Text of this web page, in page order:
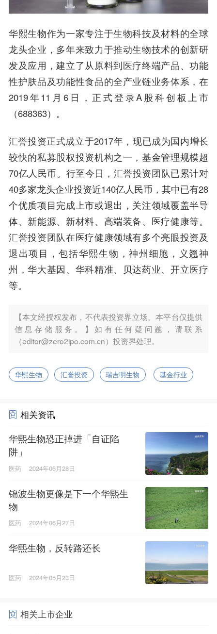
华熙生物作为一家专注于生物科技及材料的全球
龙头企业，多年来致力于推动生物技术的创新研
发及应用，建立了从原料到医疗终端产品、功能
性护肤品及功能性食品的全产业链业务体系，在
2019年11月6日，正式登录A股科创板上市
（688363）。
汇誉投资正式成立于2017年，现已成为国内增长
较快的私募股权投资机构之一，基金管理规模超
70亿人民币。行至今日，汇誉投资团队已累计对
40多家龙头企业投资近140亿人民币，其中已有28
个优质项目完成上市或退出，关注领域覆盖半导
体、新能源、新材料、高端装备、医疗健康等。
汇誉投资团队在医疗健康领域有多个亮眼投资及
退出项目，包括华熙生物，神州细胞，义翘神
州，华大基因、华科精准、贝达药业、开立医疗
等。
【本文经授权发布，不代表投资界立场。本平台仅提供
信息存储服务。】如有任何疑问题，请联系
（editor@zero2ipo.com.cn）投资界处理。
华熙生物 汇誉投资 瑞吉明生物 基金行业
相关资讯
华熙生物恐正掉进「自证陷
阱」
医药 2024年06月28日
锦波生物更像是下一个华熙生
物
医药 2024年06月27日
华熙生物，反转路还长
医药 2024年05月23日
相关上市企业